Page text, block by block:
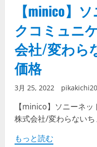
【minico】
クコミュニ
会社/変わら
価格
3月 25, 2022
【minico】ソニーネ
株式会社/変わらない
もっと読む